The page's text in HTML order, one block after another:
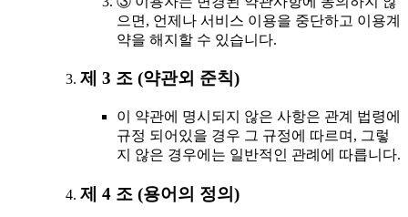
으면, 언제나 서비스 이용을 중단하고 이용계
약을 해지할 수 있습니다.
제 3 조 (약관외 준칙)
이 약관에 명시되지 않은 사항은 관계 법령에
규정 되어있을 경우 그 규정에 따르며, 그렇
지 않은 경우에는 일반적인 관례에 따릅니다.
제 4 조 (용어의 정의)